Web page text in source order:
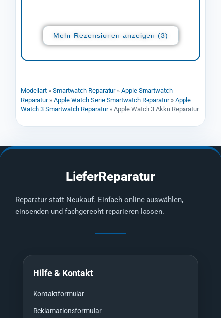
Mehr Rezensionen anzeigen (3)
Modellart » Smartwatch Reparatur» Apple Smartwatch
Reparatur» Apple Watch Serie Smartwatch Reparatur» Apple
Watch 3 Smartwatch Reparatur» Apple Watch 3 Akku Reparatur
LieferReparatur
Reparatur statt Neukauf. Einfach online auswählen,
einsenden und fachgerecht reparieren lassen.
Hilfe & Kontakt
Kontaktformular
Reklamationsformular